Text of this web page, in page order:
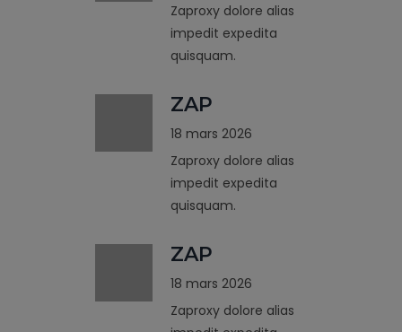
Zaproxy dolore alias
impedit expedita
quisquam.
ZAP
18 mars 2026
Zaproxy dolore alias
impedit expedita
quisquam.
ZAP
18 mars 2026
Zaproxy dolore alias